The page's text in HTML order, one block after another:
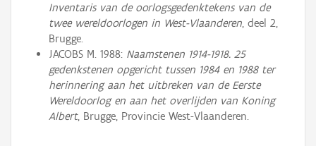
Inventaris van de oorlogsgedenktekens van de
twee wereldoorlogen in West-Vlaanderen, deel 2,
Brugge.
JACOBS M. 1988: Naamstenen 1914-1918. 25
gedenkstenen opgericht tussen 1984 en 1988 ter
herinnering aan het uitbreken van de Eerste
Wereldoorlog en aan het overlijden van Koning
Albert, Brugge, Provincie West-Vlaanderen.